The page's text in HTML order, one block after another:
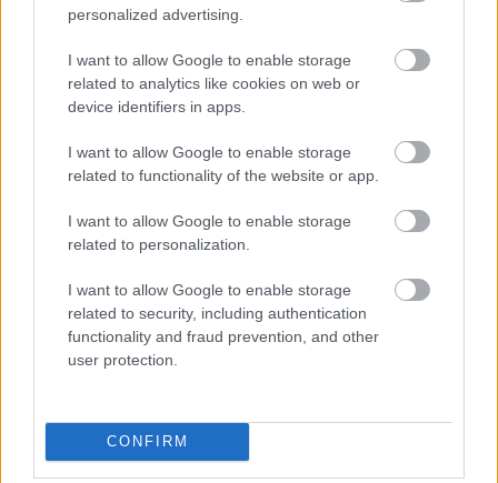
personalized advertising.
I want to allow Google to enable storage
related to analytics like cookies on web or
device identifiers in apps.
I want to allow Google to enable storage
related to functionality of the website or app.
I want to allow Google to enable storage
related to personalization.
I want to allow Google to enable storage
related to security, including authentication
functionality and fraud prevention, and other
user protection.
CONFIRM
Parc Fermé
11 órája
Montoya szerint Antonelli kedvessége sem segít